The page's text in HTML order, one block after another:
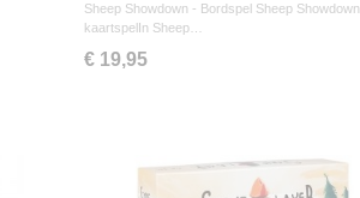
Sheep Showdown - Bordspel Sheep Showdown
kaartspelIn Sheep…
€ 19,95